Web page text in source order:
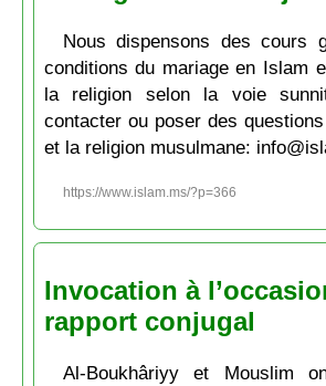
Nous dispensons des cours
conditions du mariage en Islam
la religion selon la voie
contacter ou poser des
et la religion musulmane:
https://www.islam.ms/?p=366
Invocation à
rapport conjugal
Al-Boukhâriyy et Mouslim